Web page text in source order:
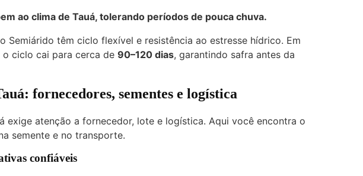
ao clima de Tauá, tolerando períodos de pouca chuva.
Semiárido têm ciclo flexível e resistência ao estresse hídrico. Em
ciclo cai para cerca de 90–120 dias, garantindo safra antes da
fornecedores, sementes e logística
exige atenção a fornecedor, lote e logística. Aqui você encontra o
semente e no transporte.
confiáveis